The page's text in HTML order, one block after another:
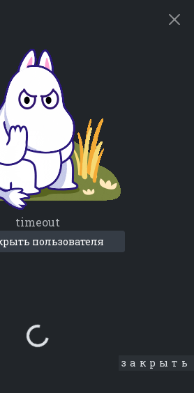
timeout
пользователя
Loading...
закрыть